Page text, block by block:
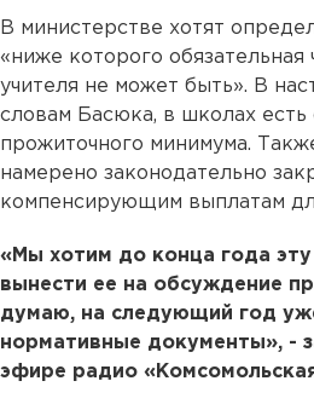
В министерстве хотят
«ниже которого обязательная
учителя не может быть». В
словам Басюка, в школах есть
прожиточного минимума.
намерено законодательно
компенсирующим выплатам
«Мы хотим до конца года
вынести ее на обсуждение
думаю, на следующий год
нормативные документы», -
эфире радио